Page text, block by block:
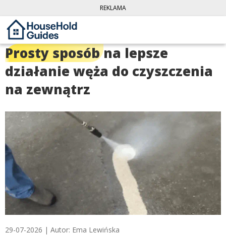
REKLAMA
Prosty sposóbna lepsze
działanie węża do czyszczenia
na zewnątrz
29-07-2026 | Autor: Ema Lewińska